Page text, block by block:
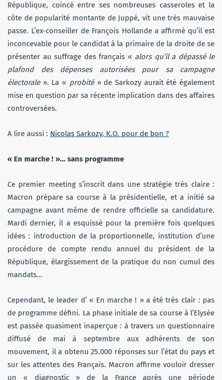
République, coincé entre ses nombreuses casseroles et la
côte de popularité montante de Juppé, vit une très mauvaise
passe. L’ex-conseiller de François Hollande a affirmé qu’il est
inconcevable pour le candidat à la primaire de la droite de se
présenter au suffrage des français « alors qu’il a dépassé le
plafond des dépenses autorisées pour sa campagne
électorale ». La « probité» de Sarkozy aurait été également
mise en question par sa récente implication dans des affaires
controversées.
A lire aussi : Nicolas Sarkozy, K.O. pour de bon ?
« En marche ! »… sans programme
Ce premier meeting s’inscrit dans une stratégie très claire :
Macron prépare sa course à la présidentielle, et a initié sa
campagne avant même de rendre officielle sa candidature.
Mardi dernier, il a esquissé pour la première fois quelques
idées : introduction de la proportionnelle, institution d’une
procédure de compte rendu annuel du président de la
République, élargissement de la pratique du non cumul des
mandats…
Cependant, le leader d’ « En marche ! » a été très clair : pas
de programme défini. La phase initiale de sa course à l’Elysée
est passée quasiment inaperçue : à travers un questionnaire
diffusé de mai à septembre aux adhérents de son
mouvement, il a obtenu 25.000 réponses sur l’état du pays et
sur les attentes des Français. Macron affirme vouloir dresser
un « diagnostic » de la France après une période